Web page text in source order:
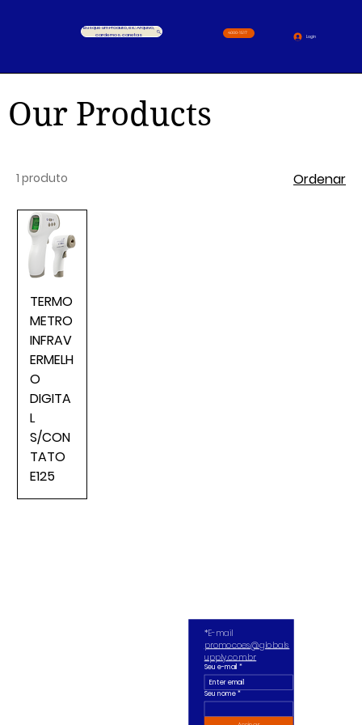
Busque um Produto, ex.: Arquivo,
cardernos, canetas
4000-1517
Login
Our Products
1 produto Ordenar
TERMO
METRO
INFRAV
ERMELH
O
DIGITA
L
S/CON
TATO
E125
promocoes@globals
upply.com.br
Seu e-mail *
Seu nome *